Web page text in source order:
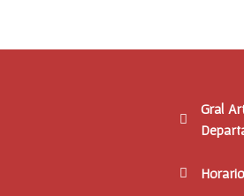
Gral